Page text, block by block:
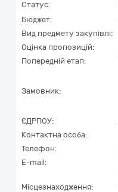
Статус:
Бюджет:
Вид предмету закупівлі:
Оцінка пропозицій:
Попередній етап:
Замовник:
ЄДРПОУ:
Контактна особа:
Телефон:
E-mail:
Місцезнаходження: